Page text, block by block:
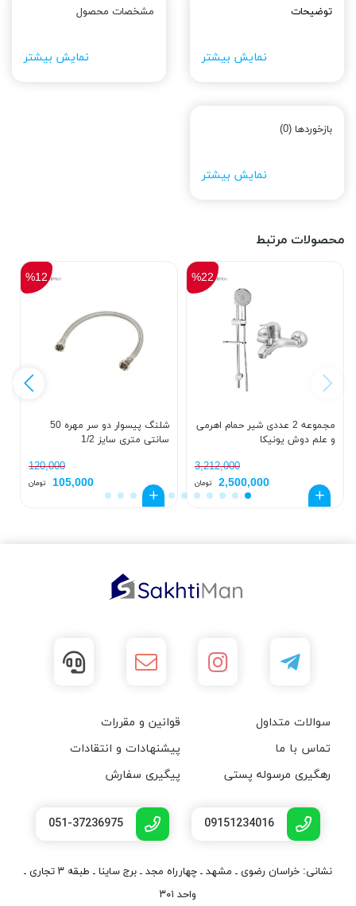
توضیحات
نمایش بیشتر
مشخصات محصول
نمایش بیشتر
بازخوردها (0)
نمایش بیشتر
محصولات مرتبط
مجموعه 2 عددی شیر حمام اهرمی
و علم دوش یونیکا
3,212,000
%22
2,500,000 تومان
شلنگ پیسوار دو سر مهره 50
سانتی متری سایز 1/2
120,000
%12
105,000 تومان
سوالات متداول
قوانین و مقررات
تماس با ما
پیشنهادات و انتقادات
رهگیری مرسوله پستی
پیگیری سفارش
09151234016
051-37236975
نشانی: خراسان رضوی ـ مشهد ـ چهارراه مجد ـ برج ساینا ـ طبقه ۳ تجاری ـ
واحد ۳۰۱